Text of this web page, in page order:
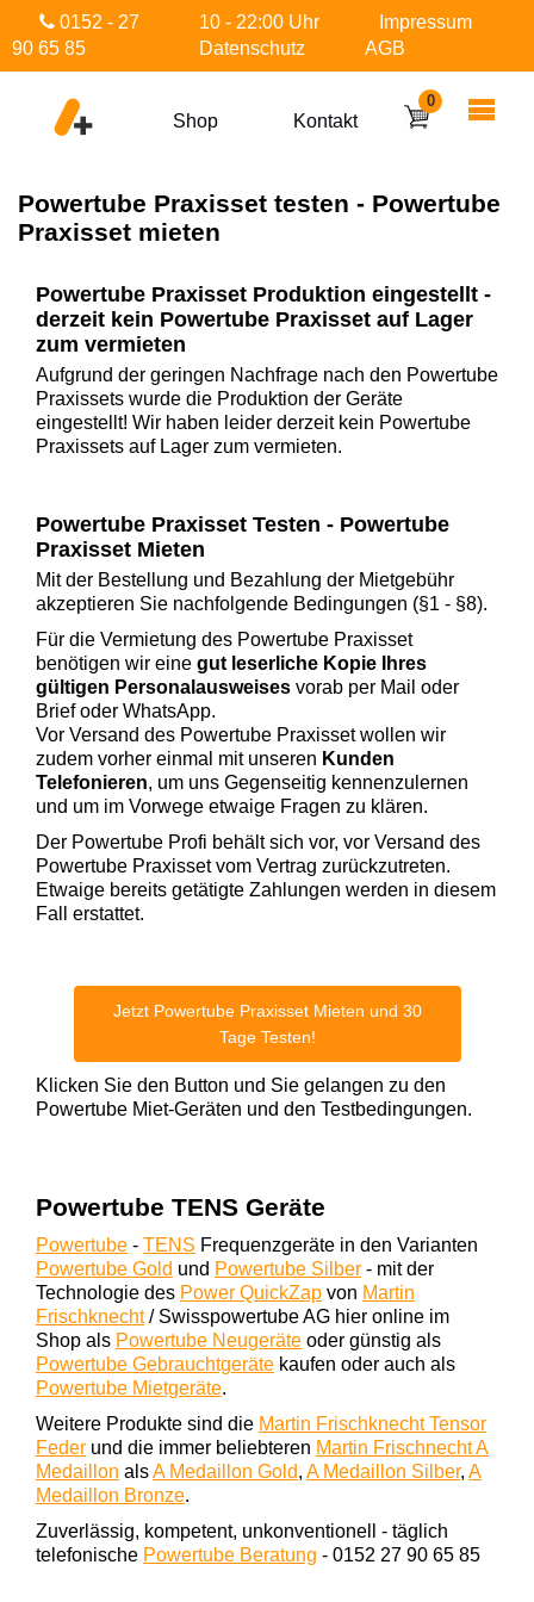
0152 - 27
90 65 85
10 - 22:00 Uhr
Impressum
Datenschutz
AGB
Shop Kontakt
0
Powertube Praxisset testen - Powertube
Praxisset mieten
Powertube Praxisset Produktion eingestellt -
derzeit kein Powertube Praxisset auf Lager
zum vermieten
Aufgrund der geringen Nachfrage nach den Powertube
Praxissets wurde die Produktion der Geräte
eingestellt! Wir haben leider derzeit kein Powertube
Praxissets auf Lager zum vermieten.
Powertube Praxisset Testen - Powertube
Praxisset Mieten
Mit der Bestellung und Bezahlung der Mietgebühr
akzeptieren Sie nachfolgende Bedingungen (§1 - §8).
Für die Vermietung des Powertube Praxisset
benötigen wir eine gut leserliche Kopie Ihres
gültigen Personalausweises vorab per Mail oder
Brief oder WhatsApp.
Vor Versand des Powertube Praxisset wollen wir
zudem vorher einmal mit unseren Kunden
Telefonieren, um uns Gegenseitig kennenzulernen
und um im Vorwege etwaige Fragen zu klären.
Der Powertube Profi behält sich vor, vor Versand des
Powertube Praxisset vom Vertrag zurückzutreten.
Etwaige bereits getätigte Zahlungen werden in diesem
Fall erstattet.
Jetzt Powertube Praxisset Mieten und 30
Tage Testen!
Klicken Sie den Button und Sie gelangen zu den
Powertube Miet-Geräten und den Testbedingungen.
Powertube TENS Geräte
Powertube - TENS Frequenzgeräte in den Varianten
Powertube Gold und Powertube Silber - mit der
Technologie des Power QuickZap von Martin
Frischknecht/ Swisspowertube AG hier online im
Shop als Powertube Neugeräte oder günstig als
Powertube Gebrauchtgeräte kaufen oder auch als
Powertube Mietgeräte.
Weitere Produkte sind die Martin Frischknecht Tensor
Feder und die immer beliebteren Martin Frischnecht A
Medaillon alsA Medaillon Gold, A Medaillon Silber, A
Medaillon Bronze.
Zuverlässig, kompetent, unkonventionell - täglich
telefonische Powertube Beratung - 0152 27 90 65 85